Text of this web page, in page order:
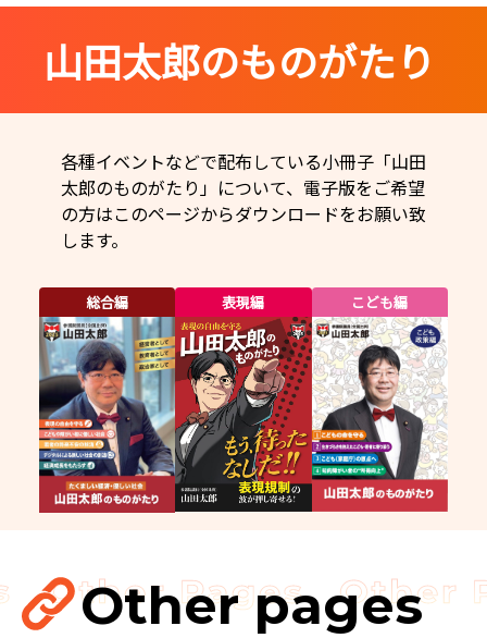
海賊版
社会的養護
花粉症
著作権
国会
国会質疑
少子化
花粉症
山田太郎のものがたり
各種イベントなどで配布している小冊子「山田
太郎のものがたり」について、電子版をご希望
の方はこのページからダウンロードをお願い致
します。
総合編 表現編 こども編
Other pages